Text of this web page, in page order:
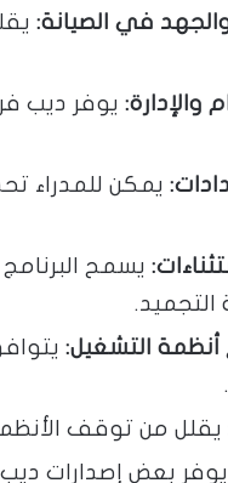
في الصيانة:
والإدارة: يوفر ديب
يمكن للمدراء
يسمح
التجميد.
التشغيل:
يقلل من توقف
يوفر بعض إصدارات